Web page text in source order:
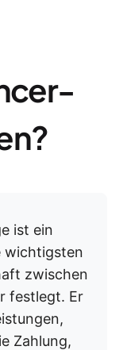
ist ein
wichtigsten
zwischen
festlegt. Er
Zahlung,